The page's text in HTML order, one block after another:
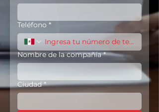
Teléfono *
Nombre de la compañía *
Ciudad *